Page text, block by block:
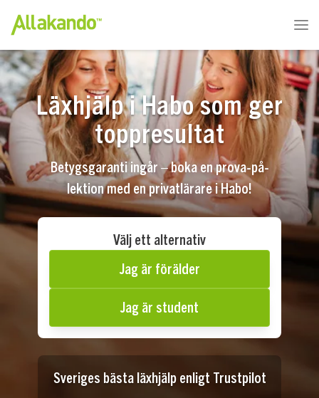
Läxhjälp i Habo som ger
toppresultat
Betygsgaranti ingår – boka en prova-på-
lektion med en privatlärare i Habo!
Välj ett alternativ
Jag är förälder
Jag är student
Sveriges bästa läxhjälp enligt Trustpilot